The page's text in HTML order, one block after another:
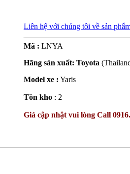
Liên hệ với chúng tôi về sản
Mã : LNYA
Hãng sản xuất: Toyota
Model xe : Yaris
Tồn kho : 2
Giá cập nhật vui lòng Call